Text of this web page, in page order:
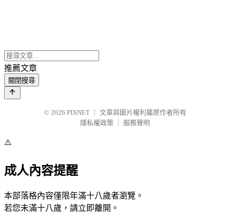
推薦文章
關閉搜尋
© 2026 PIXNET
文章與圖片權利屬原作者所有
隱私權政策
服務聲明
⚠️
成人內容提醒
本部落格內容僅限年滿十八歲者瀏覽。
若您未滿十八歲，請立即離開。